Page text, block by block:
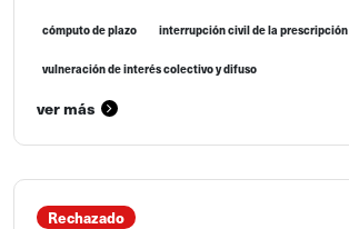
cómputo de plazo interrupción civil de la prescripción
vulneración de interés colectivo y difuso
ver más
Rechazado